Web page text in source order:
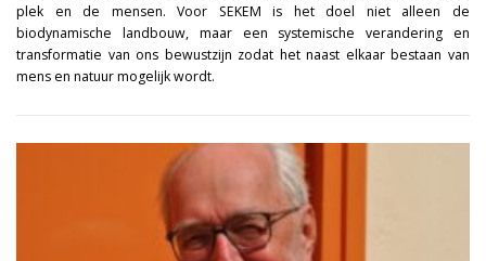
plek en de mensen. Voor SEKEM is het doel niet alleen de
biodynamische landbouw, maar een systemische verandering en
transformatie van ons bewustzijn zodat het naast elkaar bestaan van
mens en natuur mogelijk wordt.